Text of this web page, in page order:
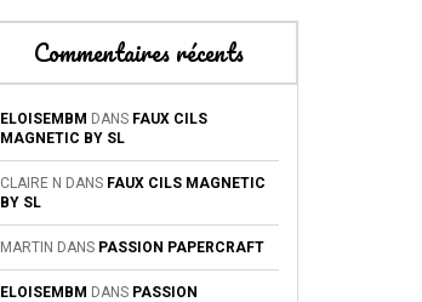
Commentaires récents
ELOISEMBM DANS FAUX CILS
MAGNETIC BY SL
CLAIRE N DANS FAUX CILS MAGNETIC
BY SL
MARTIN DANS PASSION PAPERCRAFT
ELOISEMBM DANS PASSION